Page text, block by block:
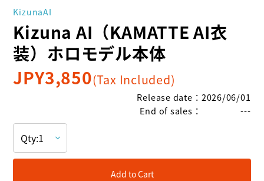
KizunaAI
Kizuna AI（KAMATTE AI衣
装）ホロモデル本体
JPY3,850(Tax Included)
Release date ： 2026/06/01
End of sales ： ---
Add to Cart